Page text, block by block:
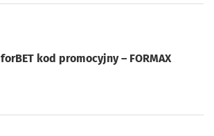
forBET kod promocyjny – FORMAX